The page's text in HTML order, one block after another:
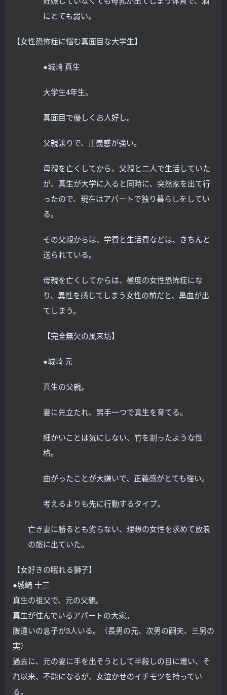
にとても弱い。
【女性恐怖症に悩む真面目な大学生】
●城崎 真生
大学生4年生。
真面目で優しくお人好し。
父親譲りで、正義感が強い。
母親を亡くしてから、父親と二人で生活していた
が、真生が大学に入ると同時に、突然家を出て行
ったので、現在はアパートで独り暮らしをしてい
る。
その父親からは、学費と生活費などは、きちんと
送られている。
母親を亡くしてからは、極度の女性恐怖症にな
り、異性を感じてしまう女性の前だと、鼻血が出
てしまう。
【完全無欠の風来坊】
●城崎 元
真生の父親。
妻に先立たれ、男手一つで真生を育てる。
細かいことは気にしない、竹を割ったような性
格。
曲がったことが大嫌いで、正義感がとても強い。
考えるよりも先に行動するタイプ。
亡き妻に勝るとも劣らない、理想の女性を求めて放浪
の旅に出ていた。
【女好きの眠れる獅子】
●城崎 十三
真生の祖父で、元の父親。
真生が住んでいるアパートの大家。
腹違いの息子が3人いる。（長男の元、次男の嗣夫、三男の
実）
過去に、元の妻に手を出そうとして半殺しの目に遭い、そ
れ以来、不能になるが、女泣かせのイチモツを持ってい
る。